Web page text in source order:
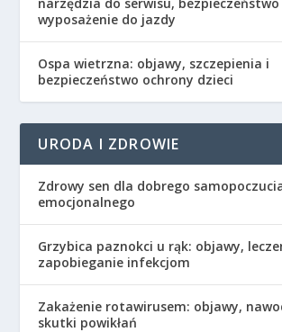
wyposażenie do jazdy
Ospa wietrzna: objawy, szczepienia i
bezpieczeństwo ochrony dzieci
URODA I ZDROWIE
Zdrowy sen dla dobrego
emocjonalnego
Grzybica paznokci u rąk: objawy,
zapobieganie infekcjom
Zakażenie rotawirusem: objawy,
skutki powikłań